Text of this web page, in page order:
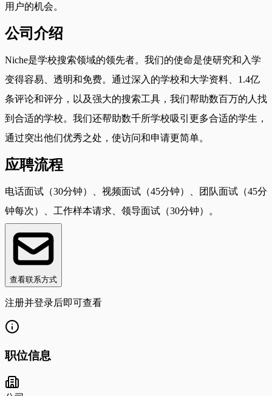
用户的机会。
公司介绍
Niche是学校搜索领域的领先者。我们的使命是使研究和入学
变得容易、透明和免费。通过深入的学校和大学资料、1.4亿
条评论和评分，以及强大的搜索工具，我们帮助数百万的人找
到合适的学校。我们还帮助数千所学校吸引更多合适的学生，
通过突出他们优秀之处，使访问和申请更简单。
应聘流程
电话面试（30分钟）、视频面试（45分钟）、团队面试（45分
钟每次）、工作样本请求、领导面试（30分钟）。
查看联系方式
注册并登录后即可查看
职位信息